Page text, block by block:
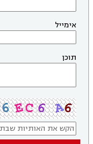
אימייל
תוכן